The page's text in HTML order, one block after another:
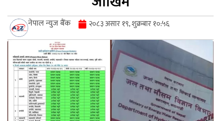
नेपाल न्युज बैंक २०८३ असार १९, शुक्रबार १०:५६